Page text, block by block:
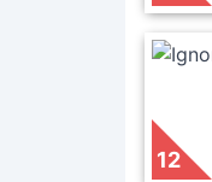
12